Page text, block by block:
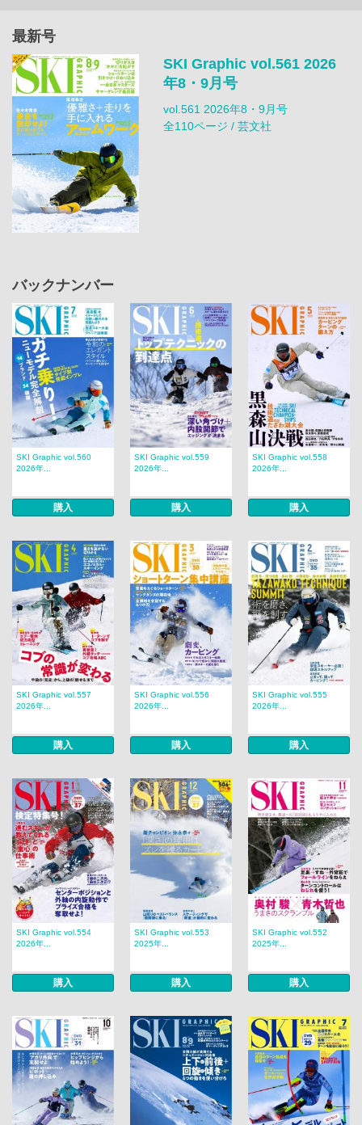
最新号
SKI Graphic vol.561 2026
年8・9月号
vol.561 2026年8・9月号
全110ページ / 芸文社
バックナンバー
SKI Graphic vol.560
2026年...
購入
SKI Graphic vol.559
2026年...
購入
SKI Graphic vol.558
2026年...
購入
SKI Graphic vol.557
2026年...
購入
SKI Graphic vol.556
2026年...
購入
SKI Graphic vol.555
2026年...
購入
SKI Graphic vol.554
2026年...
購入
SKI Graphic vol.553
2025年...
購入
SKI Graphic vol.552
2025年...
購入